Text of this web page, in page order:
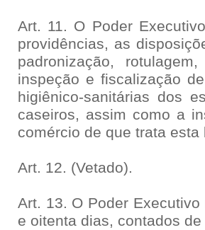
Art. 11. O Poder
providências, as
padronização,
inspeção e fiscalização
higiênico-sanitárias dos
caseiros, assim como a
comércio de que trata esta
Art. 12. (Vetado).
Art. 13. O Poder
e oitenta dias, contados